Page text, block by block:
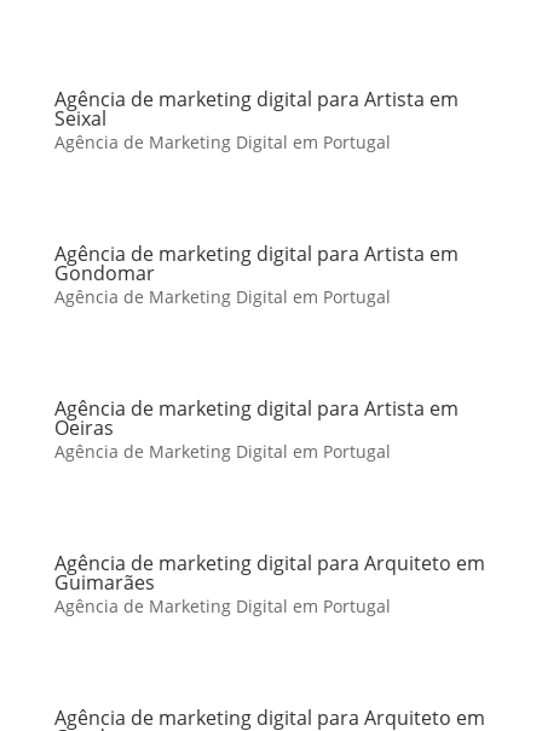
Agência de marketing digital para Artista em
Seixal
Agência de Marketing Digital em Portugal
Agência de marketing digital para Artista em
Gondomar
Agência de Marketing Digital em Portugal
Agência de marketing digital para Artista em
Oeiras
Agência de Marketing Digital em Portugal
Agência de marketing digital para Arquiteto em
Guimarães
Agência de Marketing Digital em Portugal
Agência de marketing digital para Arquiteto em